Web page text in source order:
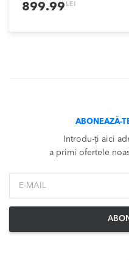
899.99 LEI
ABONEAZĂ-
Introdu-ți aici
a primi ofertele